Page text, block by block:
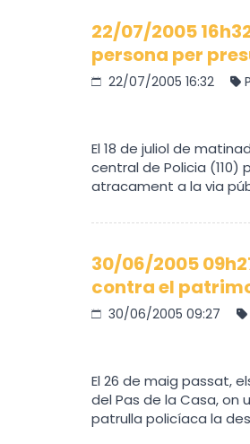
22/07/2005
persona per
22/07/2005 16:32
El 18 de juliol de
central de Policia
atracament a la via
30/06/2005
contra el
30/06/2005 09:27
El 26 de maig passat,
del Pas de la Casa, on
patrulla policíaca la